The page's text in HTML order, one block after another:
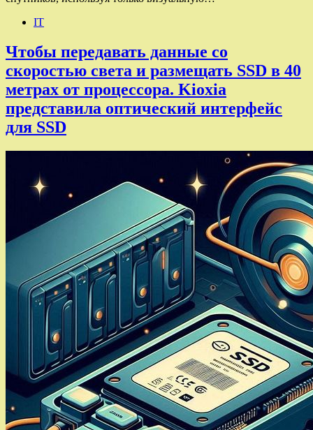
IT
Чтобы передавать данные со
скоростью света и размещать SSD в 40
метрах от процессора. Kioxia
представила оптический интерфейс
для SSD